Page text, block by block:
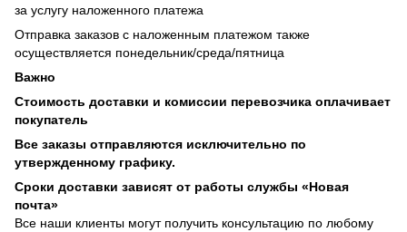
за услугу наложенного платежа
Отправка заказов с наложенным платежом также
осуществляется понедельник/среда/пятница
Важно
Стоимость доставки и комиссии перевозчика оплачивает
покупатель
Все заказы отправляются исключительно по
утвержденному графику.
Сроки доставки зависят от работы службы «Новая
почта»
Все наши клиенты могут получить консультацию по любому